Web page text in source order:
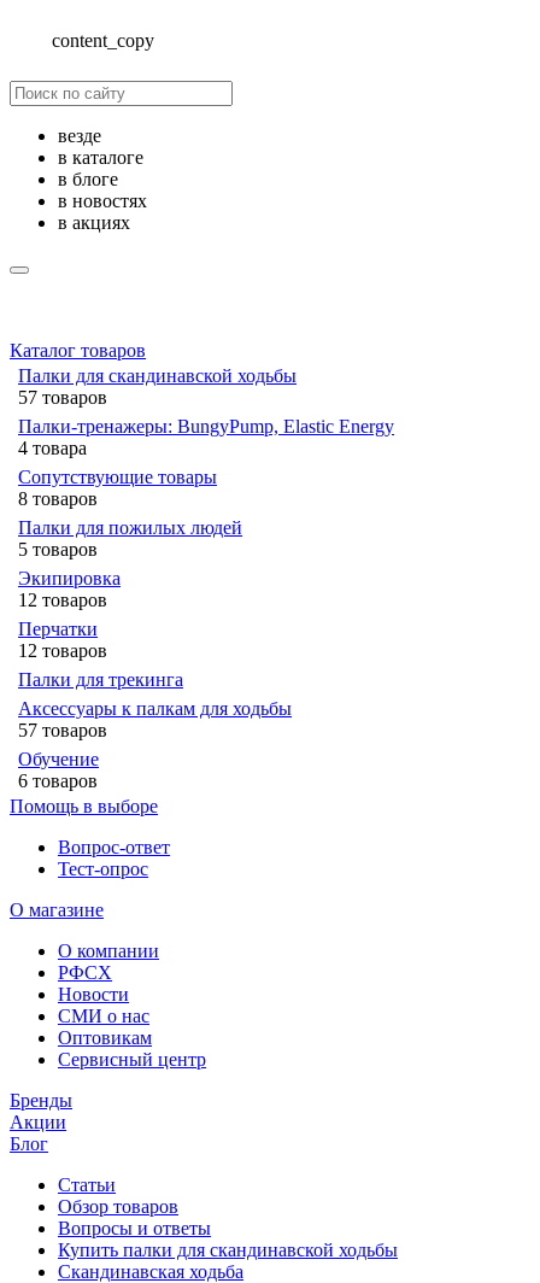
content_copy
везде
в каталоге
в блоге
в новостях
в акциях
Каталог товаров
Палки для скандинавской ходьбы
57 товаров
Палки-тренажеры: BungyPump, Elastic Energy
4 товара
Сопутствующие товары
8 товаров
Палки для пожилых людей
5 товаров
Экипировка
12 товаров
Перчатки
12 товаров
Палки для трекинга
Аксессуары к палкам для ходьбы
57 товаров
Обучение
6 товаров
Помощь в выборе
Вопрос-ответ
Тест-опрос
О магазине
О компании
РФСХ
Новости
СМИ о нас
Оптовикам
Сервисный центр
Бренды
Акции
Блог
Статьи
Обзор товаров
Вопросы и ответы
Купить палки для скандинавской ходьбы
Скандинавская ходьба